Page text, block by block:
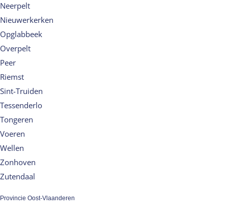
Neerpelt
Nieuwerkerken
Opglabbeek
Overpelt
Peer
Riemst
Sint-Truiden
Tessenderlo
Tongeren
Voeren
Wellen
Zonhoven
Zutendaal
Provincie Oost-Vlaanderen